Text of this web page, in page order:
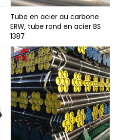
Tube en acier au carbone
ERW, tube rond en acier BS
1387